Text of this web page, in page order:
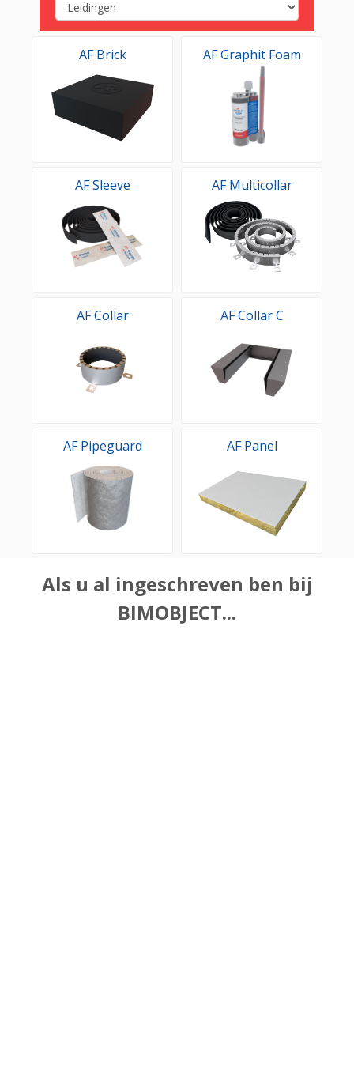
AF Brick AF Graphit Foam
AF Sleeve AF Multicollar
AF Collar AF Collar C
AF Pipeguard AF Panel
Als u al ingeschreven ben bij
BIMOBJECT...